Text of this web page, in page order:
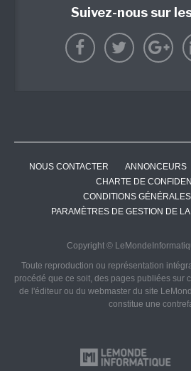
Suivez-nous sur
NOUS CONTACTER ANNONCEURS
CHARTE DE
CONDITIONS
PARAMÈTRES DE GESTION DE
Copyright ©
Toute reproduction ou représentation
procédé que ce soit, des pages publiées sur
de l'éditeur ou du webmaster du site
constitue une